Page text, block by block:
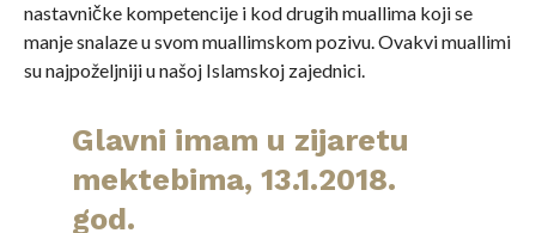
nastavničke kompetencije i kod drugih muallima koji se
manje snalaze u svom muallimskom pozivu. Ovakvi muallimi
su najpoželjniji u našoj Islamskoj zajednici.
Glavni imam u zijaretu
mektebima, 13.1.2018.
god.